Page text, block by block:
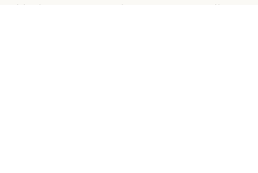
Ideal para acompanhar carnes vermelhas